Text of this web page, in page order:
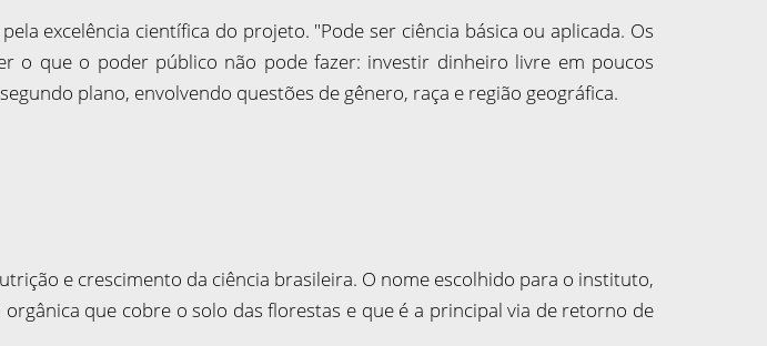
excelência científica do projeto. "Pode ser ciência básica ou aplicada. Os
o que o poder público não pode fazer: investir dinheiro livre em poucos
plano, envolvendo questões de gênero, raça e região geográfica.
e crescimento da ciência brasileira. O nome escolhido para o instituto,
que cobre o solo das florestas e que é a principal via de retorno de